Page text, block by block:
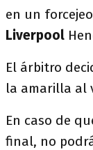
en un
Liverpool
El árbitro
la amarilla al
En caso de
final, no